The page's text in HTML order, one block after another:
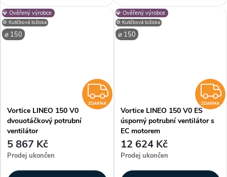
tiché izolované provedení, AC
motor, s časovým doběhem,
kuličková ložiska, průtok
vzduchu max. 510 m3/h, max.
Dvouotáčkový AC motor s
dlouhou životností. Časový
doběh a kuličková ložiska. Krytí
IPX4. Průměr 150 mm. Průtok
⚙️ Kuličková ložiska
⌀ 150
💎 Ověřený výrobce
ZDARMA
ZDARMA
Vortice LINEO 150 V0
dvouotáčkový potrubní
ventilátor
5 867 Kč
Prodej ukončen
⚙️ Kuličková ložiska
⌀ 150
💎 Ověřený výrobce
ZDARMA
Vortice LINEO 150 V0 ES
úsporný potrubní ventilátor s
EC motorem
12 624 Kč
Prodej ukončen